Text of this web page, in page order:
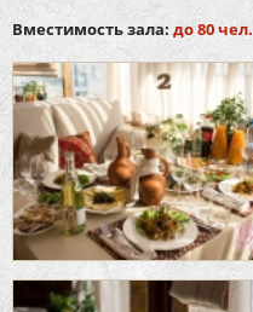
Вместимость зала: до 80 чел.